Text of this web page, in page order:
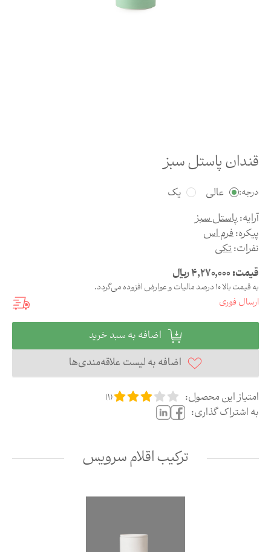
قندان پاستل سبز
درجه: عالی
یک
آرایه:پاستل سبز
پیکره:فرم اس
نفرات:تکی
قیمت:4,270,000ریال
به قیمت بالا 10 درصد مالیات و عوارض افزوده می‌گردد.
ارسال فوری
اضافه به سبد خرید
اضافه به لیست علاقه‌مندی‌ها
امتیاز این محصول:
(
1
)
به اشتراک گذاری:
ترکیب اقلام سرویس